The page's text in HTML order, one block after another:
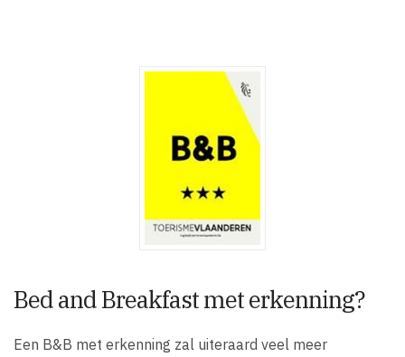
Bed and Breakfast met erkenning?
Een B&B met erkenning zal uiteraard veel meer